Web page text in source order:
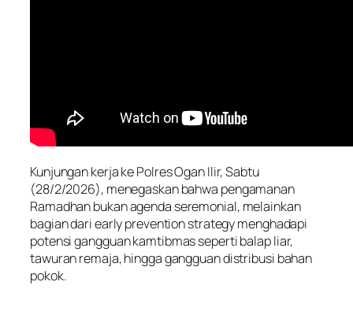
Kunjungan kerja ke Polres Ogan Ilir, Sabtu
(28/2/2026), menegaskan bahwa pengamanan
Ramadhan bukan agenda seremonial, melainkan
bagian dari early prevention strategy menghadapi
potensi gangguan kamtibmas seperti balap liar,
tawuran remaja, hingga gangguan distribusi bahan
pokok.